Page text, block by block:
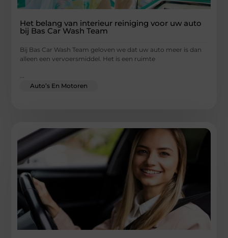
Het belang van interieur reiniging voor uw auto
bij Bas Car Wash Team
Bij Bas Car Wash Team geloven we dat uw auto meer is dan
alleen een vervoersmiddel. Het is een ruimte
Auto’s En Motoren